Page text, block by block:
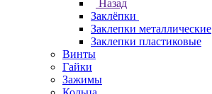
Назад
Заклёпки
Заклепки металлические
Заклепки пластиковые
Винты
Гайки
Зажимы